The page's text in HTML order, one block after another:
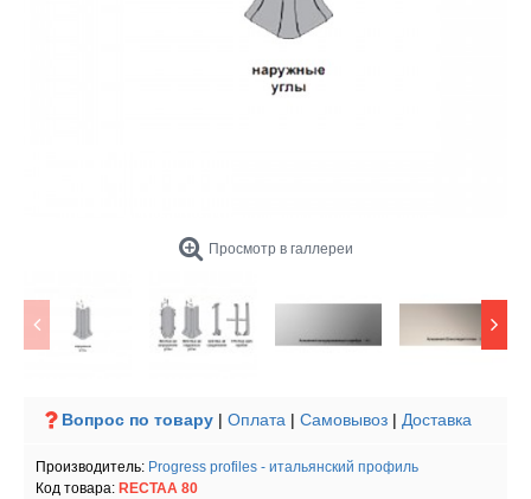
Просмотр в галлереи
Вопрос по товару | Оплата | Самовывоз | Доставка
Производитель: Progress profiles - итальянский профиль
Код товара: RECTAA 80